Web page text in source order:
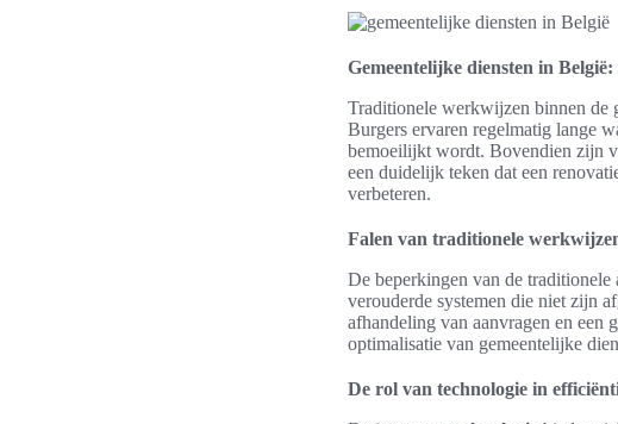
Gemeentelijke diensten in
Traditionele werkwijzen binnen de
Burgers ervaren regelmatig lange
bemoeilijkt wordt. Bovendien zijn
een duidelijk teken dat een
verbeteren.
Falen van traditionele
De beperkingen van de traditionele
verouderde systemen die niet zijn
afhandeling van aanvragen en een
optimalisatie van gemeentelijke
De rol van technologie in